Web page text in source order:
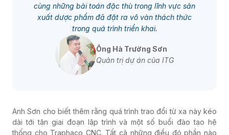
cùng những bài toán đặc thù trong lĩnh vực sản
xuất dược phẩm đã đặt ra vô vàn thách thức
trong quá trình triển khai.
Ông Hà Trường Sơn
Quản trị dự án của ITG
Anh Sơn cho biết thêm rằng quá trình trao đổi từ xa này kéo
dài tới tận giai đoạn lập trình và một số buổi đào tạo hệ
thống cho Traphaco CNC. Tất cả những điều đó phần nào